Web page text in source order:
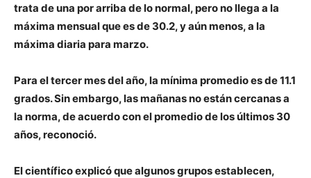
trata de una por arriba de lo normal, pero no llega a la
máxima mensual que es de 30.2, y aún menos, a la
máxima diaria para marzo.
Para el tercer mes del año, la mínima promedio es de 11.1
grados. Sin embargo, las mañanas no están cercanas a
la norma, de acuerdo con el promedio de los últimos 30
años, reconoció.
El científico explicó que algunos grupos establecen,